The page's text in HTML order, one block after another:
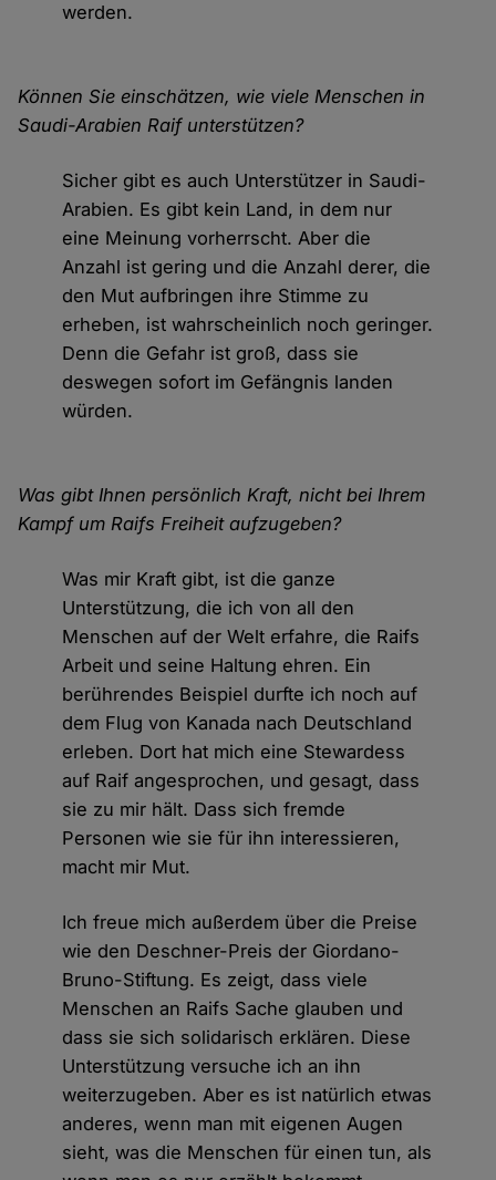
werden.
Können Sie einschätzen, wie viele Menschen in
Saudi-Arabien Raif unterstützen?
Sicher gibt es auch Unterstützer in Saudi-
Arabien. Es gibt kein Land, in dem nur
eine Meinung vorherrscht. Aber die
Anzahl ist gering und die Anzahl derer, die
den Mut aufbringen ihre Stimme zu
erheben, ist wahrscheinlich noch geringer.
Denn die Gefahr ist groß, dass sie
deswegen sofort im Gefängnis landen
würden.
Was gibt Ihnen persönlich Kraft, nicht bei Ihrem
Kampf um Raifs Freiheit aufzugeben?
Was mir Kraft gibt, ist die ganze
Unterstützung, die ich von all den
Menschen auf der Welt erfahre, die Raifs
Arbeit und seine Haltung ehren. Ein
berührendes Beispiel durfte ich noch auf
dem Flug von Kanada nach Deutschland
erleben. Dort hat mich eine Stewardess
auf Raif angesprochen, und gesagt, dass
sie zu mir hält. Dass sich fremde
Personen wie sie für ihn interessieren,
macht mir Mut.
Ich freue mich außerdem über die Preise
wie den Deschner-Preis der Giordano-
Bruno-Stiftung. Es zeigt, dass viele
Menschen an Raifs Sache glauben und
dass sie sich solidarisch erklären. Diese
Unterstützung versuche ich an ihn
weiterzugeben. Aber es ist natürlich etwas
anderes, wenn man mit eigenen Augen
sieht, was die Menschen für einen tun, als